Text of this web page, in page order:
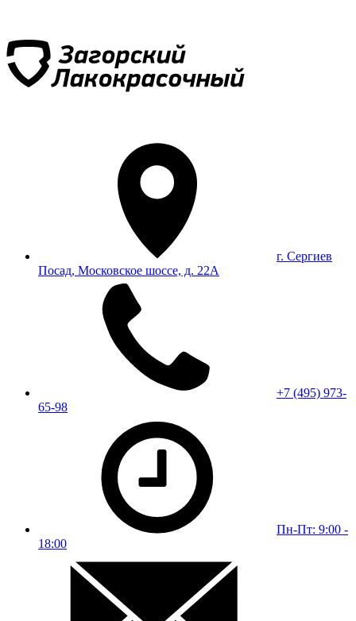
г. Сергиев
Посад, Московское шоссе, д. 22А
+7 (495) 973-
65-98
Пн-Пт: 9:00 -
18:00